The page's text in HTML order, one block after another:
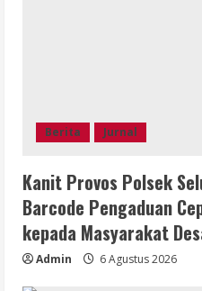
Berita Jurnal
Kanit Provos Polsek
Barcode Pengaduan
kepada Masyarakat
Admin 6 Agustus 2026